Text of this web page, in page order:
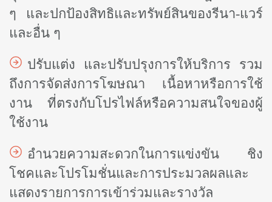
ๆ และปกป้องสิทธิและทรัพย์สินของรีนา-แวร์
และอื่น ๆ
ปรับแต่ง และปรับปรุงการให้บริการ รวม
ถึงการจัดส่งการโฆษณา เนื้อหาหรือการใช้
งาน ที่ตรงกับโปรไฟล์หรือความสนใจของผู้
ใช้งาน
อำนวยความสะดวกในการแข่งขัน ชิง
โชคและโปรโมชั่นและการประมวลผลและ
แสดงรายการการเข้าร่วมและรางวัล